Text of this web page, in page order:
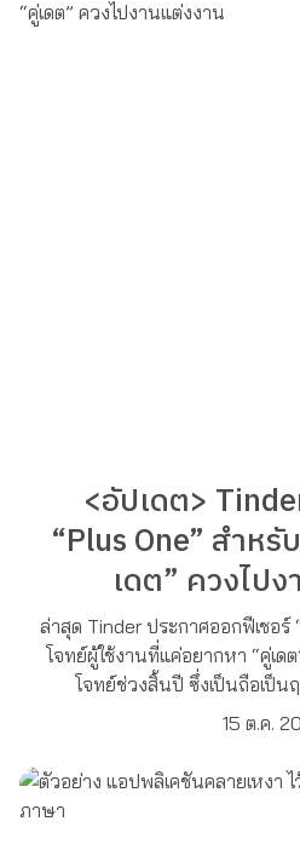
<อัปเดต>
“Plus One” สำห
เดต” ควงไป
ล่าสุด Tinder ประกาศออกฟีเชอร์
โจทย์ผู้ใช้งานที่แค่อยากหา “คู่เด
โจทย์ช่วงสิ้นปี ซึ่งเป็นถือเป็น
15 ต.ค.